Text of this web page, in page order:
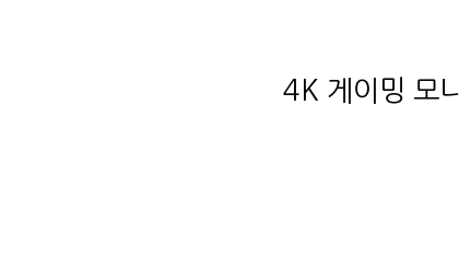
4K 게이밍 모